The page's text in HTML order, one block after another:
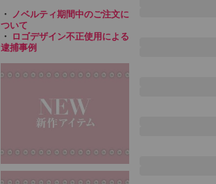
・
ノベルティ期間中のご注文に
ついて
・
ロゴデザイン不正使用による
逮捕事例